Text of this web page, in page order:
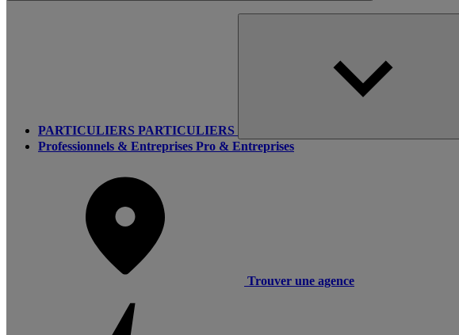
PARTICULIERS PARTICULIERS
Professionnels & Entreprises Pro & Entreprises
Trouver une agence